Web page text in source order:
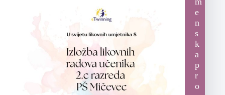
e
n
s
k
a
p
r
o